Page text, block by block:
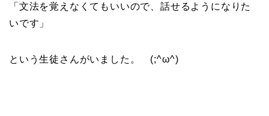
「文法を覚えなくてもいいので、話せるようになりた
いです」
という生徒さんがいました。 (;^ω^)